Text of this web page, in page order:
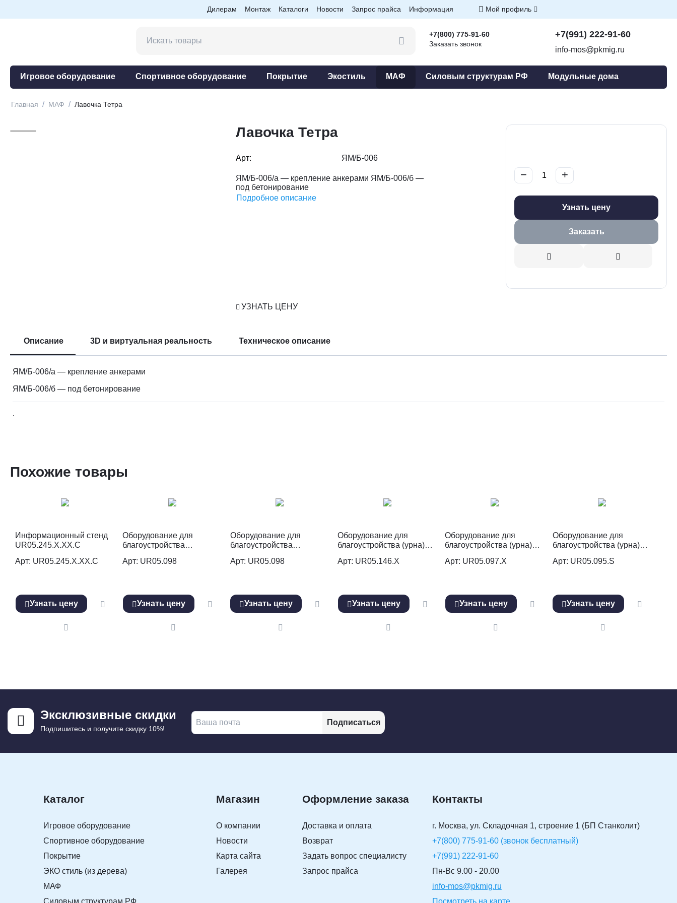
Дилерам Монтаж Каталоги Новости Запрос прайса Информация Мой профиль
+7(800) 775-91-60
Заказать звонок
+7(991) 222-91-60
info-mos@pkmig.ru
Игровое оборудование Спортивное оборудование Покрытие Экостиль МАФ Силовым структурам РФ Модульные дома
Главная / МАФ / Лавочка Тетра
Лавочка Тетра
Арт: ЯМ/Б-006
ЯМ/Б-006/а — крепление анкерами ЯМ/Б-006/б —
под бетонирование
Подробное описание
+
−
Узнать цену
Заказать
УЗНАТЬ ЦЕНУ
Описание 3D и виртуальная реальность Техническое описание
ЯМ/Б-006/а — крепление анкерами
ЯМ/Б-006/б — под бетонирование
.
Похожие товары
Информационный стенд
UR05.245.X.XX.C
Арт: UR05.245.X.XX.C
Узнать цену
Оборудование для
благоустройства
UR05.098.W
Арт: UR05.098
Узнать цену
Оборудование для
благоустройства
UR05.098.S
Арт: UR05.098
Узнать цену
Оборудование для
благоустройства (урна)
Арт: UR05.146.Х
Узнать цену
Оборудование для
благоустройства (урна)
Арт: UR05.097.Х
Узнать цену
Оборудование для
благоустройства (урна)
Арт: UR05.095.S
Узнать цену
Эксклюзивные скидки
Подпишитесь и получите скидку 10%!
Подписаться
Каталог
Игровое оборудование
Спортивное оборудование
Покрытие
ЭКО стиль (из дерева)
МАФ
Магазин
О компании
Новости
Карта сайта
Галерея
Оформление заказа
Доставка и оплата
Возврат
Задать вопрос специалисту
Запрос прайса
Контакты
г. Москва, ул. Складочная 1, строение 1 (БП Станколит)
+7(800) 775-91-60 (звонок бесплатный)
+7(991) 222-91-60
Пн-Вс 9.00 - 20.00
info-mos@pkmig.ru